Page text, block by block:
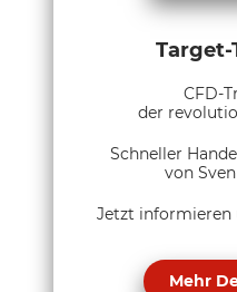
Target-
CFD-
der
Schneller
von
Jetzt informieren
Mehr